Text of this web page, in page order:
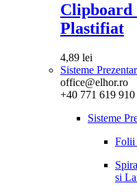
Clipboard
Plastifiat
4,89 lei
Sisteme
office@elhor.ro
+40 771 619 910
Sisteme
Folii
si